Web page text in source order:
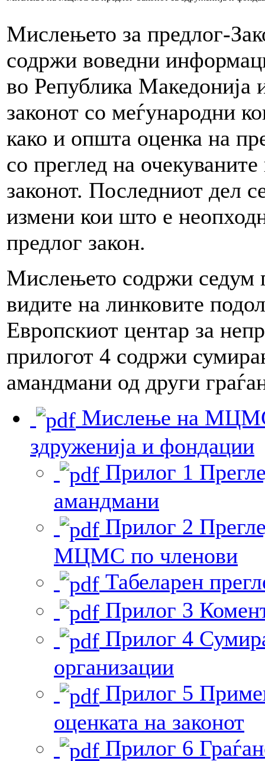
Мислењето за предлог-
содржи воведни
во Република Македонија
законот со меѓународни
како и општа оценка на
со преглед на
законот. Последниот дел
измени кои што е
предлог закон.
Мислењето содржи седум
видите на линковите
Европскиот центар за
прилогот 4 содржи
амандмани од други
Мислење на МЦМС
здруженија и фондации
Прилог 1
амандмани
Прилог 2
МЦМС по членови
Табеларен
Прилог 3
Прилог 4
организации
Прилог 5
оценката на законот
Прилог 6